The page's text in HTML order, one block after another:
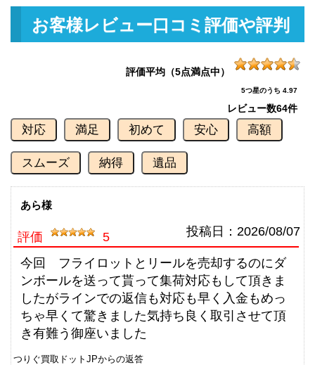
釣具買取クーポンg-
turi20260601（2026/06/30迄）
ダイワ 銀影競技 スペシャル Ｔ90
g-
90,000円
2026/06/06
ダイワ 銀影競技T85K 未使用
釣具買取クーポンg-
turi20260603（2026/06/30迄）
84,000円
2026/06/06
ダイワ 銀影競技メガトルク 急瀬
抜 H90V 未使用
釣具買取クーポン
turi20260604
（2026/06/30迄）
2026/06/06
ダイワ 銀影 エア T90 N 未使用
釣具買取クーポン g-
turi20260605 （2026/06/30迄）
33,000円
2026/06/06
シマノ 電動リール 22 ビーストマ
スター MD 6000 未使用
釣具買取クーポン g-
turi20260606 （2026/06/30迄）
75,000円
2026/06/06
お客様レビュー口コミ評価や評判
評価平均（5点満点中）
5つ星のうち 4.97
レビュー数64件
対応 満足 初めて 安心 高額
スムーズ 納得 遺品
あら様
評価 5 投稿日： 2026/08/07
今回 フライロットとリールを売却するのにダ
ンボールを送って貰って集荷対応もして頂きま
したがラインでの返信も対応も早く入金もめっ
ちゃ早くて驚きました気持ち良く取引させて頂
き有難う御座いました
つりぐ買取ドットJPからの返答